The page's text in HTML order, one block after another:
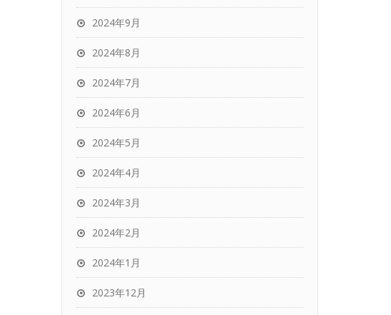
2024年9月
2024年8月
2024年7月
2024年6月
2024年5月
2024年4月
2024年3月
2024年2月
2024年1月
2023年12月